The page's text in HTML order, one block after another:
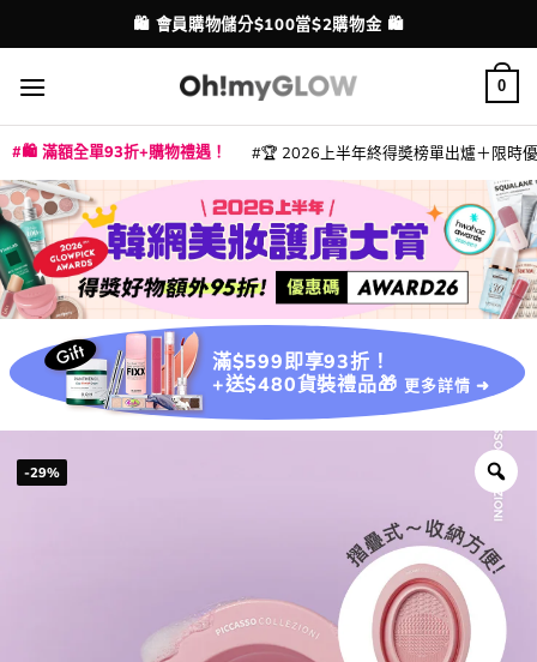
to
content
配送港澳
🛍️ 會員購物儲分$100當$2購物金 🛍️
0
🛍️ 滿額全單93折+購物禮遇！ 🏆 2026上半年終得奬榜單出爐＋限時
滿$599即享93折！
+送$480貨裝禮品🎁 更多詳情 ➜
-29%